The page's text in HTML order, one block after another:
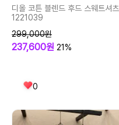
디올 코튼 블렌드 후드 스웨트셔츠
1221039
299,000원
237,600원 21%
0